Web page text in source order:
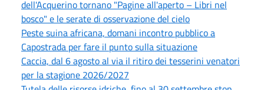
dell'Acquerino tornano "Pagine all'aperto – Libri nel
bosco" e le serate di osservazione del cielo
Peste suina africana, domani incontro pubblico a
Capostrada per fare il punto sulla situazione
Caccia, dal 6 agosto al via il ritiro dei tesserini venatori
per la stagione 2026/2027